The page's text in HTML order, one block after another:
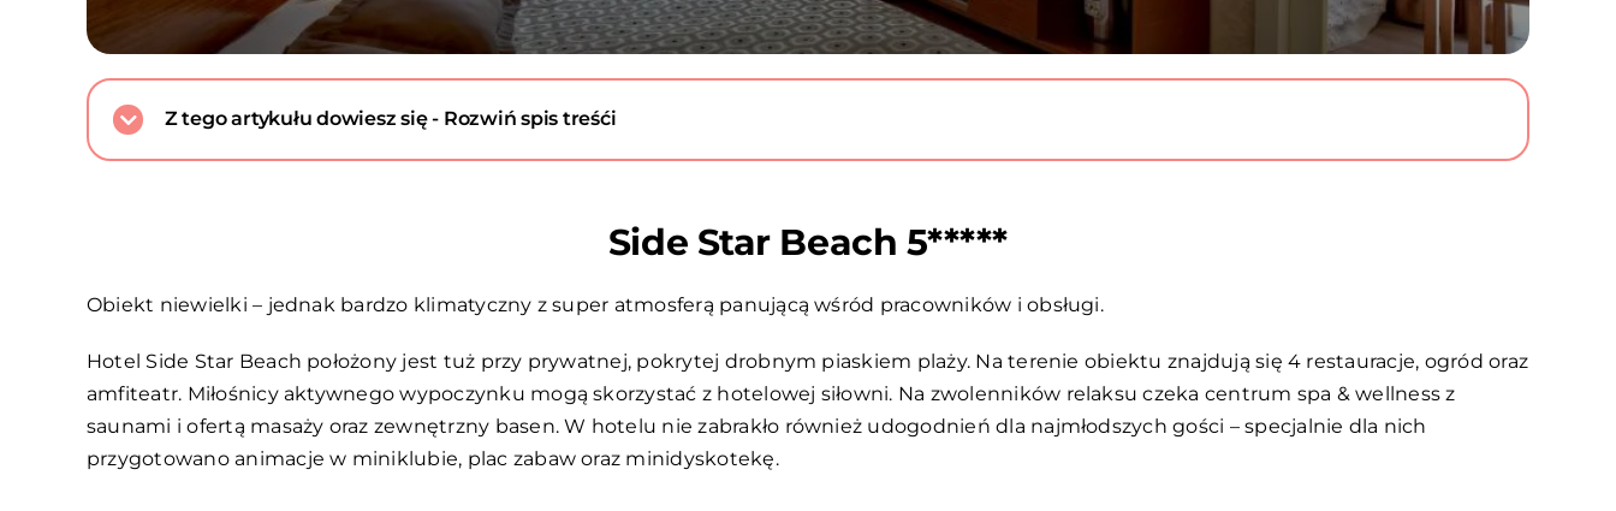
Z tego artykułu dowiesz się - Rozwiń spis treśći
Side Star Beach 5*****
Obiekt niewielki – jednak bardzo klimatyczny z super atmosferą panującą wśród pracowników i obsługi.
Hotel Side Star Beach położony jest tuż przy prywatnej, pokrytej drobnym piaskiem plaży. Na terenie obiektu znajdują się 4 restauracje, ogród oraz
amfiteatr. Miłośnicy aktywnego wypoczynku mogą skorzystać z hotelowej siłowni. Na zwolenników relaksu czeka centrum spa & wellness z
saunami i ofertą masaży oraz zewnętrzny basen. W hotelu nie zabrakło również udogodnień dla najmłodszych gości – specjalnie dla nich
przygotowano animacje w miniklubie, plac zabaw oraz minidyskotekę.